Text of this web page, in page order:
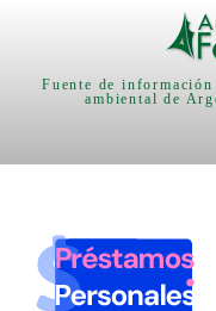
Fuente de
ambiental de